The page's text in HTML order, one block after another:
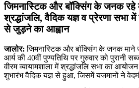
जिमनास्टिक और बॉक्सिंग के जनक रहे
श्रद्धांजलि, वैदिक यज्ञ व प्रेरणा सभा
से जुड़ने का आह्वान
जालोर: जिमनास्टिक और बॉक्सिंग के जनक माने
आर्य की 40वीं पुण्यतिथि पर गुरुवार को पुरानी
वीरम व्यायामशाला में श्रद्धांजलि सभा का
शुभारंभ वैदिक यज्ञ से हुआ, जिसमें यजमानों ने